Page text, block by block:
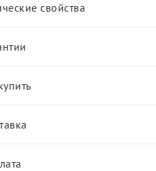
свойства